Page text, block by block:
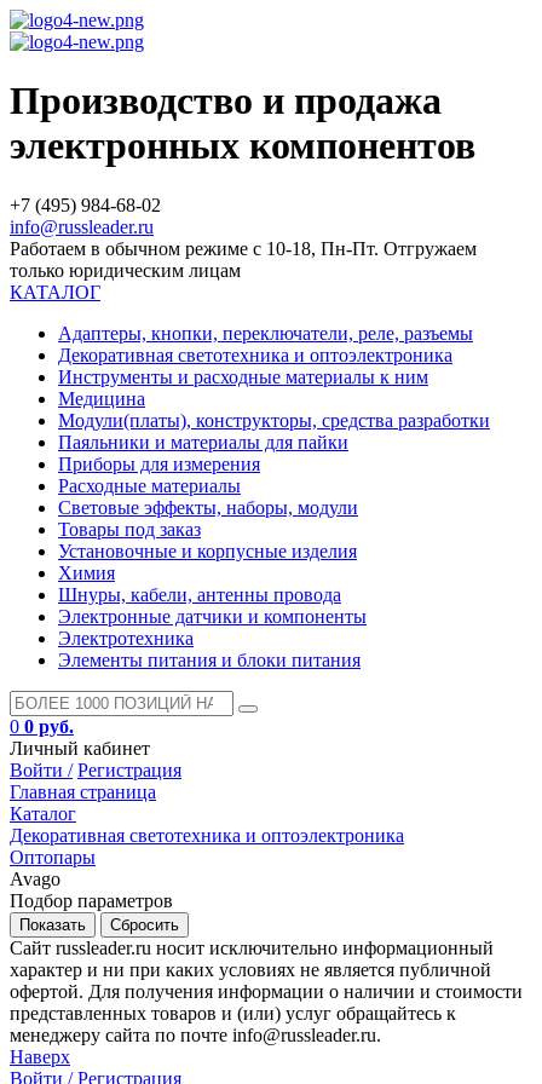
Производство и продажа
электронных компонентов
+7 (495) 984-68-02
info@russleader.ru
Работаем в обычном режиме с 10-18, Пн-Пт. Отгружаем
только юридическим лицам
КАТАЛОГ
Адаптеры, кнопки, переключатели, реле, разъемы
Декоративная светотехника и оптоэлектроника
Инструменты и расходные материалы к ним
Медицина
Модули(платы), конструкторы, средства разработки
Паяльники и материалы для пайки
Приборы для измерения
Расходные материалы
Световые эффекты, наборы, модули
Товары под заказ
Установочные и корпусные изделия
Химия
Шнуры, кабели, антенны провода
Электронные датчики и компоненты
Электротехника
Элементы питания и блоки питания
0 0 руб.
Личный кабинет
Войти / Регистрация
Главная страница
Каталог
Декоративная светотехника и оптоэлектроника
Оптопары
Avago
Подбор параметров
Сайт russleader.ru носит исключительно информационный
характер и ни при каких условиях не является публичной
офертой. Для получения информации о наличии и стоимости
представленных товаров и (или) услуг обращайтесь к
менеджеру сайта по почте info@russleader.ru.
Наверх
Войти / Регистрация